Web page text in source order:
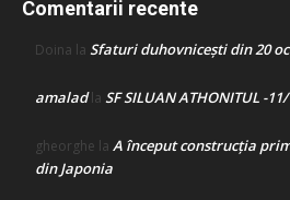
Comentarii recente
Doina la Sfaturi duhovnicești din 20
amaladla SF SILUAN ATHONITUL -11/
gheorghe la A început construcţia
din Japonia